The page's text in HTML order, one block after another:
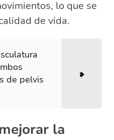
lo que se
de vida.
de pelvis
la